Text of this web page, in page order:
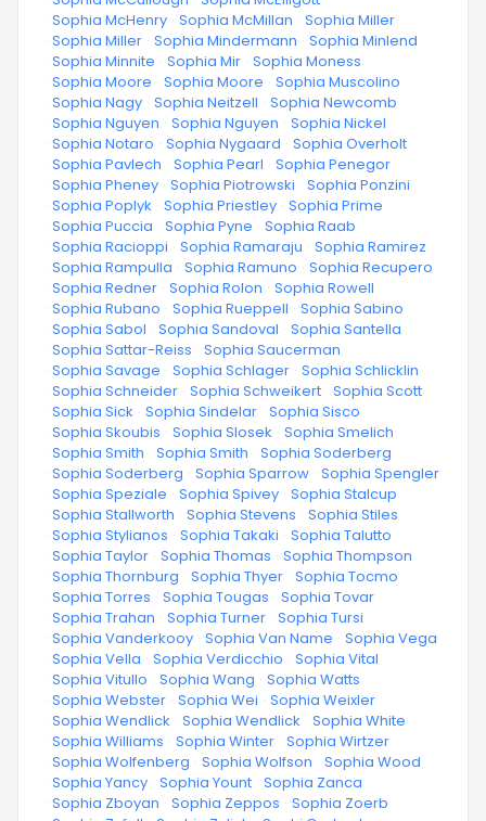
· Sophia McHenry · Sophia McMillan · Sophia Miller
· Sophia Miller · Sophia Mindermann · Sophia Minlend
· Sophia Minnite · Sophia Mir · Sophia Moness
· Sophia Moore · Sophia Moore · Sophia Muscolino
· Sophia Nagy · Sophia Neitzell · Sophia Newcomb
· Sophia Nguyen · Sophia Nguyen · Sophia Nickel
· Sophia Notaro · Sophia Nygaard · Sophia Overholt
· Sophia Pavlech · Sophia Pearl · Sophia Penegor
· Sophia Pheney · Sophia Piotrowski · Sophia Ponzini
· Sophia Poplyk · Sophia Priestley · Sophia Prime
· Sophia Puccia · Sophia Pyne · Sophia Raab
· Sophia Racioppi · Sophia Ramaraju · Sophia Ramirez
· Sophia Rampulla · Sophia Ramuno · Sophia Recupero
· Sophia Redner · Sophia Rolon · Sophia Rowell
· Sophia Rubano · Sophia Rueppell · Sophia Sabino
· Sophia Sabol · Sophia Sandoval · Sophia Santella
· Sophia Sattar-Reiss · Sophia Saucerman
· Sophia Savage · Sophia Schlager · Sophia Schlicklin
· Sophia Schneider · Sophia Schweikert · Sophia Scott
· Sophia Sick · Sophia Sindelar · Sophia Sisco
· Sophia Skoubis · Sophia Slosek · Sophia Smelich
· Sophia Smith · Sophia Smith · Sophia Soderberg
· Sophia Soderberg · Sophia Sparrow · Sophia Spengler
· Sophia Speziale · Sophia Spivey · Sophia Stalcup
· Sophia Stallworth · Sophia Stevens · Sophia Stiles
· Sophia Stylianos · Sophia Takaki · Sophia Talutto
· Sophia Taylor · Sophia Thomas · Sophia Thompson
· Sophia Thornburg · Sophia Thyer · Sophia Tocmo
· Sophia Torres · Sophia Tougas · Sophia Tovar
· Sophia Trahan · Sophia Turner · Sophia Tursi
· Sophia Vanderkooy · Sophia Van Name · Sophia Vega
· Sophia Vella · Sophia Verdicchio · Sophia Vital
· Sophia Vitullo · Sophia Wang · Sophia Watts
· Sophia Webster · Sophia Wei · Sophia Weixler
· Sophia Wendlick · Sophia Wendlick · Sophia White
· Sophia Williams · Sophia Winter · Sophia Wirtzer
· Sophia Wolfenberg · Sophia Wolfson · Sophia Wood
· Sophia Yancy · Sophia Yount · Sophia Zanca
· Sophia Zboyan · Sophia Zeppos · Sophia Zoerb